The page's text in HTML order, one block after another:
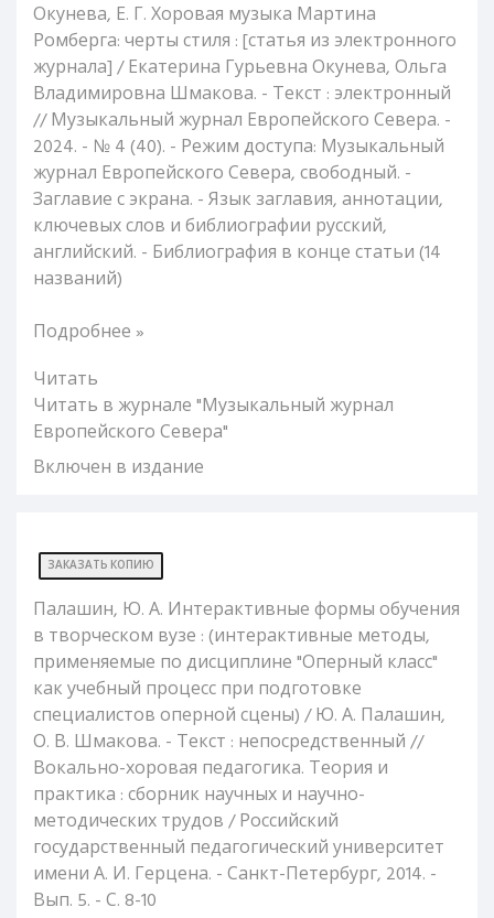
Окунева, Е. Г. Хоровая музыка Мартина
Ромберга: черты стиля : [статья из электронного
журнала] / Екатерина Гурьевна Окунева, Ольга
Владимировна Шмакова. - Текст : электронный
// Музыкальный журнал Европейского Севера. -
2024. - № 4 (40). - Режим доступа: Музыкальный
журнал Европейского Севера, свободный. -
Заглавие с экрана. - Язык заглавия, аннотации,
ключевых слов и библиографии русский,
английский. - Библиография в конце статьи (14
названий)
Подробнее »
Читать
Читать в журнале "Музыкальный журнал
Европейского Севера"
Включен в издание
ЗАКАЗАТЬ КОПИЮ
Палашин, Ю. А. Интерактивные формы обучения
в творческом вузе : (интерактивные методы,
применяемые по дисциплине "Оперный класс"
как учебный процесс при подготовке
специалистов оперной сцены) / Ю. А. Палашин,
О. В. Шмакова. - Текст : непосредственный //
Вокально-хоровая педагогика. Теория и
практика : сборник научных и научно-
методических трудов / Российский
государственный педагогический университет
имени А. И. Герцена. - Санкт-Петербург, 2014. -
Вып. 5. - С. 8-10